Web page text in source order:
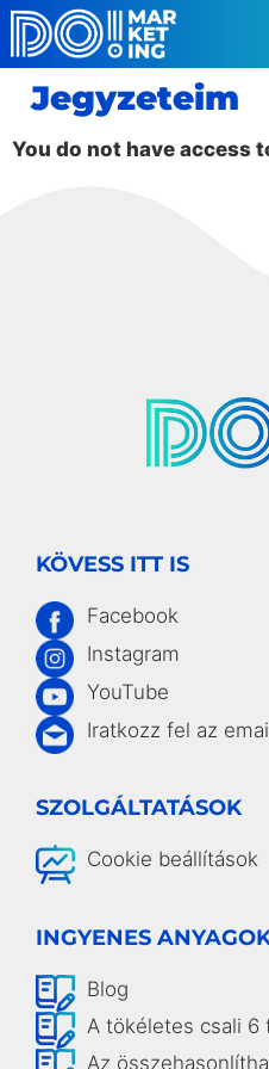
Jegyzeteim
You do not have access
KÖVESS ITT IS
Facebook
Instagram
YouTube
Iratkozz fel az
SZOLGÁLTATÁSOK
Cookie beállítások
INGYENES
Blog
A tökéletes csali 6
Az